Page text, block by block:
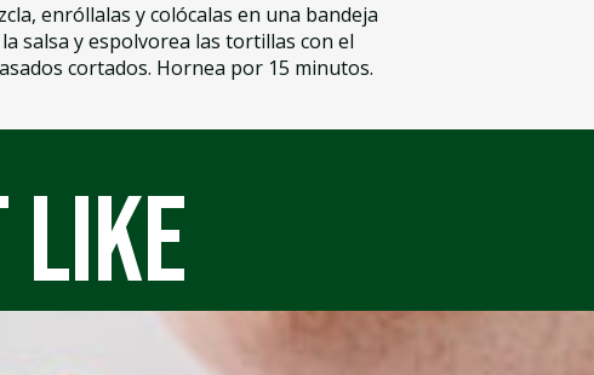
enróllalas y colócalas en una bandeja
salsa y espolvorea las tortillas con el
cortados. Hornea por 15 minutos.
like